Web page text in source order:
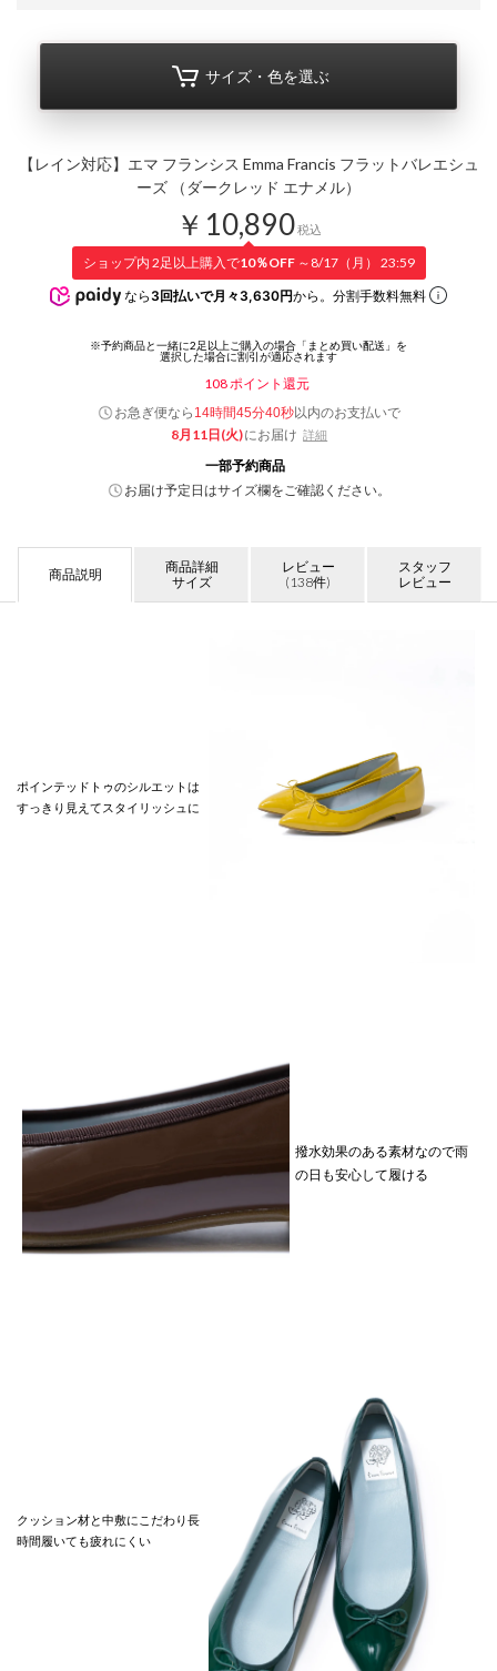
サイズ・色を選ぶ
【レイン対応】エマ フランシス Emma Francis フラットバレエシュ
ーズ （ダークレッド エナメル）
￥10,890税込
ショップ内 2足以上購入で10％OFF～8/17（月） 23:59
なら 3回払いで月々3,630円から。分割手数料無料
108 ポイント還元
お急ぎ便なら 14時間45分39秒以内のお支払いで
8月11日(火)にお届け 詳細
一部予約商品
お届け予定日はサイズ欄をご確認ください。
商品説明
商品詳細
サイズ
レビュー
(138件)
スタッフ
レビュー
ポインテッドトゥのシルエットは
すっきり見えてスタイリッシュに
撥水効果のある素材なので雨
の日も安心して履ける
クッション材と中敷にこだわり長
時間履いても疲れにくい